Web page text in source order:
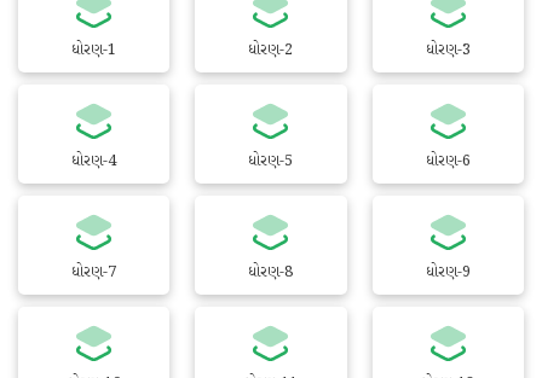
ધોરણ-1 ધોરણ-2 ધોરણ-3
ધોરણ-4 ધોરણ-5 ધોરણ-6
ધોરણ-7 ધોરણ-8 ધોરણ-9